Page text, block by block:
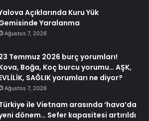
Açıklarında Kuru Yük
Yaralanma
Ağustos 7, 2026
Temmuz 2026 burç yorumları!
Boğa, Koç burcu yorumu… AŞK,
SAĞLIK yorumları ne diyor?
Ağustos 7, 2026
ile Vietnam arasında ‘hava’da
dönem… Sefer kapasitesi artırıldı